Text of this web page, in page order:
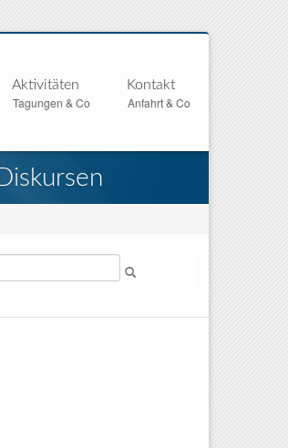
Aktivitäten
Tagungen & Co
Kontakt
Anfahrt & Co